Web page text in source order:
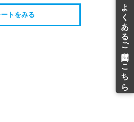
トをみる